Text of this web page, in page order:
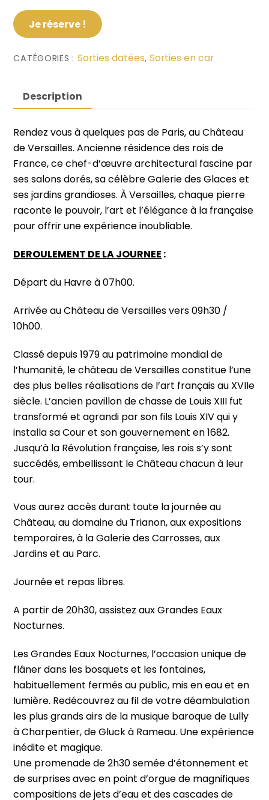
Je réserve !
CATÉGORIES : Sorties datées,Sorties en car
Description
Rendez vous à quelques pas de Paris, au Château
de Versailles. Ancienne résidence des rois de
France, ce chef-d’œuvre architectural fascine par
ses salons dorés, sa célèbre Galerie des Glaces et
ses jardins grandioses. À Versailles, chaque pierre
raconte le pouvoir, l’art et l’élégance à la française
pour offrir une expérience inoubliable.
DEROULEMENT DE LA JOURNEE :
Départ du Havre à 07h00.
Arrivée au Château de Versailles vers 09h30 /
10h00.
Classé depuis 1979 au patrimoine mondial de
l’humanité, le château de Versailles constitue l’une
des plus belles réalisations de l’art français au XVIIe
siècle. L’ancien pavillon de chasse de Louis XIII fut
transformé et agrandi par son fils Louis XIV qui y
installa sa Cour et son gouvernement en 1682.
Jusqu’à la Révolution française, les rois s’y sont
succédés, embellissant le Château chacun à leur
tour.
Vous aurez accès durant toute la journée au
Château, au domaine du Trianon, aux expositions
temporaires, à la Galerie des Carrosses, aux
Jardins et au Parc.
Journée et repas libres.
A partir de 20h30, assistez aux Grandes Eaux
Nocturnes.
Les Grandes Eaux Nocturnes, l’occasion unique de
flâner dans les bosquets et les fontaines,
habituellement fermés au public, mis en eau et en
lumière. Redécouvrez au fil de votre déambulation
les plus grands airs de la musique baroque de Lully
à Charpentier, de Gluck à Rameau. Une expérience
inédite et magique.
Une promenade de 2h30 semée d’étonnement et
de surprises avec en point d’orgue de magnifiques
compositions de jets d’eau et des cascades de